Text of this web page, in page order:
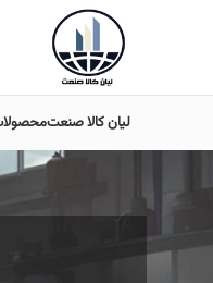
لیان کالا صنعت